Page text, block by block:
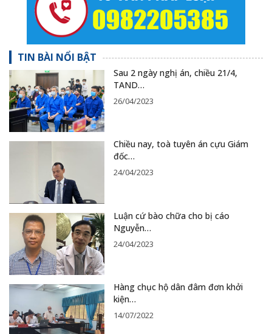
TIN BÀI NỔI BẬT
Sau 2 ngày nghị án, chiều 21/4,
TAND…
26/04/2023
Chiều nay, toà tuyên án cựu Giám
đốc…
24/04/2023
Luận cứ bào chữa cho bị cáo
Nguyễn…
24/04/2023
Hàng chục hộ dân đâm đơn khởi
kiện…
14/07/2022